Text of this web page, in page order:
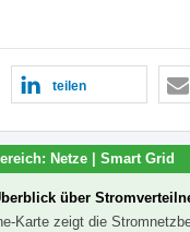
teilen
Netze | Smart Grid
über
Karte zeigt die